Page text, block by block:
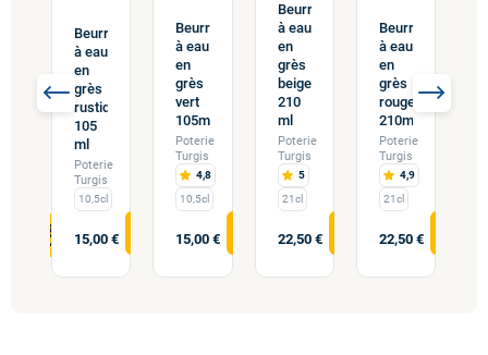
Beurrier
à eau
en
grès
rustique
105
ml
Poterie
Turgis
10,5cl
15,00 €
Beurrier
à eau
en
grès
vert
105ml
Poterie
Turgis
4,8
10,5cl
15,00 €
Beurrier
à eau
en
grès
beige
210
ml
Poterie
Turgis
5
21cl
22,50 €
Beurrier
à eau
en
grès
rouge
210ml
Poterie
Turgis
4,9
21cl
22,50 €